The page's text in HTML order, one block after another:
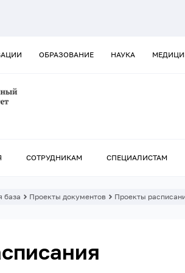
ОБРАЗОВАНИЕ НАУКА
СОТРУДНИКАМ СПЕЦИАЛИСТАМ
база Проекты документов Проекты